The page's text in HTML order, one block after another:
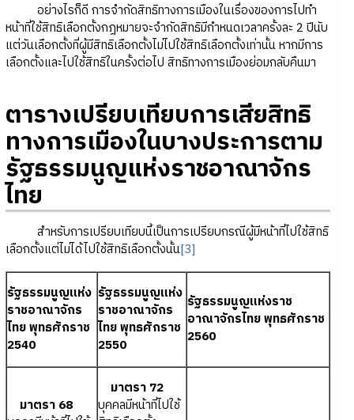
อย่างไรก็ดี การจำกัดสิทธิทางการเมืองในเรื่องของการไปทำ
หน้าที่ใช้สิทธิเลือกตั้งกฎหมายจะจำกัดสิทธิมีกำหนดเวลาครั้งละ 2 ปีนับ
แต่วันเลือกตั้งที่ผู้มีสิทธิเลือกตั้งไม่ไปใช้สิทธิเลือกตั้งเท่านั้น หากมีการ
เลือกตั้งและไปใช้สิทธิในครั้งต่อไป สิทธิทางการเมืองย่อมกลับคืนมา
ตารางเปรียบเทียบการเสียสิทธิ
ทางการเมืองในบางประการตาม
รัฐธรรมนูญแห่งราชอาณาจักร
ไทย
สำหรับการเปรียบเทียบนี้เป็นการเปรียบกรณีผู้มีหน้าที่ไปใช้สิทธิ
เลือกตั้งแต่ไม่ได้ไปใช้สิทธิเลือกตั้งนั้น[3]
รัฐธรรมนูญแห่ง
ราชอาณาจักร
ไทย พุทธศักราช
2540
รัฐธรรมนูญแห่ง
ราชอาณาจักร
ไทย พุทธศักราช
2550
รัฐธรรมนูญแห่งราช
อาณาจักรไทย พุทธศักราช
2560
มาตรา 68
มาตรา 72
บุคคลมีหน้าที่ไปใช้